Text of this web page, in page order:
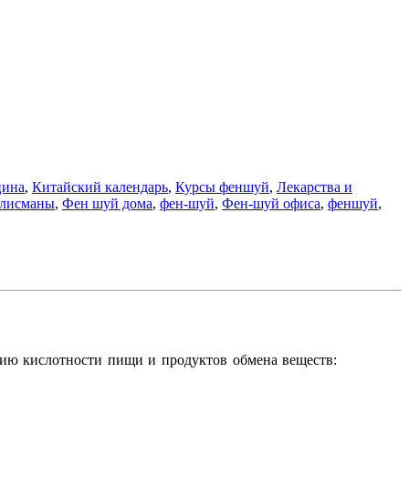
, Китайский календарь, Курсы феншуй, Лекарства и
, Фен шуй дома, фен-шуй, Фен-шуй офиса, феншуй,
кислотности пищи и продуктов обмена веществ: